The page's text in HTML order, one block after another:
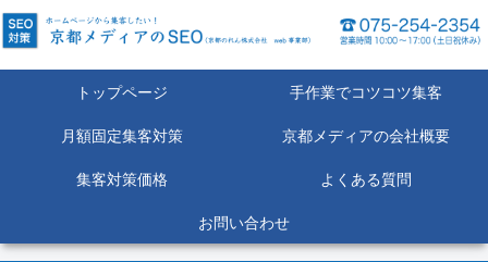
トップページ
手作業でコツコツ集客
月額固定集客対策
京都メディアの会社概要
集客対策価格
よくある質問
お問い合わせ